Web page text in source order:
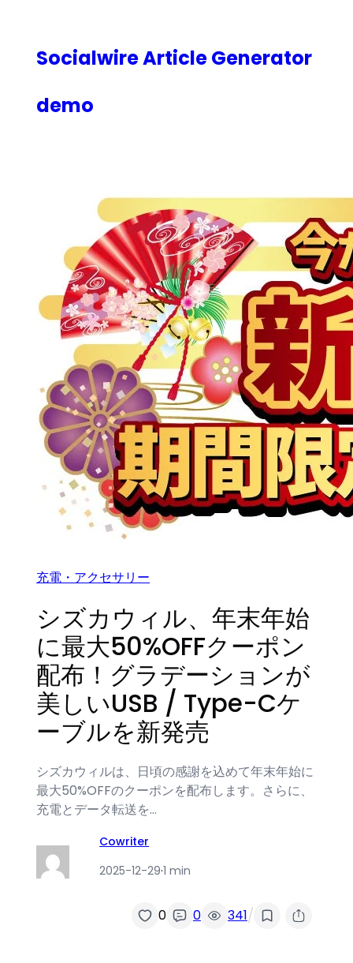
Socialwire Article Generator
demo
充電・アクセサリー
シズカウィル、年末年始
に最大50%OFFクーポン
配布！グラデーションが
美しいUSB / Type-Cケ
ーブルを新発売
シズカウィルは、日頃の感謝を込めて年末年始に
最大50%OFFのクーポンを配布します。さらに、
充電とデータ転送を…
Cowriter
2025-12-29·1 min
0 0 341/